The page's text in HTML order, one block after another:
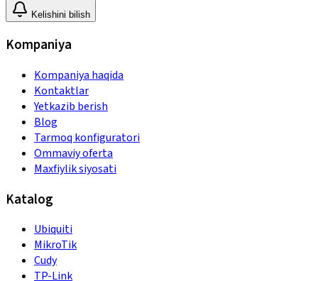
Kelishini bilish
Kompaniya
Kompaniya haqida
Kontaktlar
Yetkazib berish
Blog
Tarmoq konfiguratori
Ommaviy oferta
Maxfiylik siyosati
Katalog
Ubiquiti
MikroTik
Cudy
TP-Link